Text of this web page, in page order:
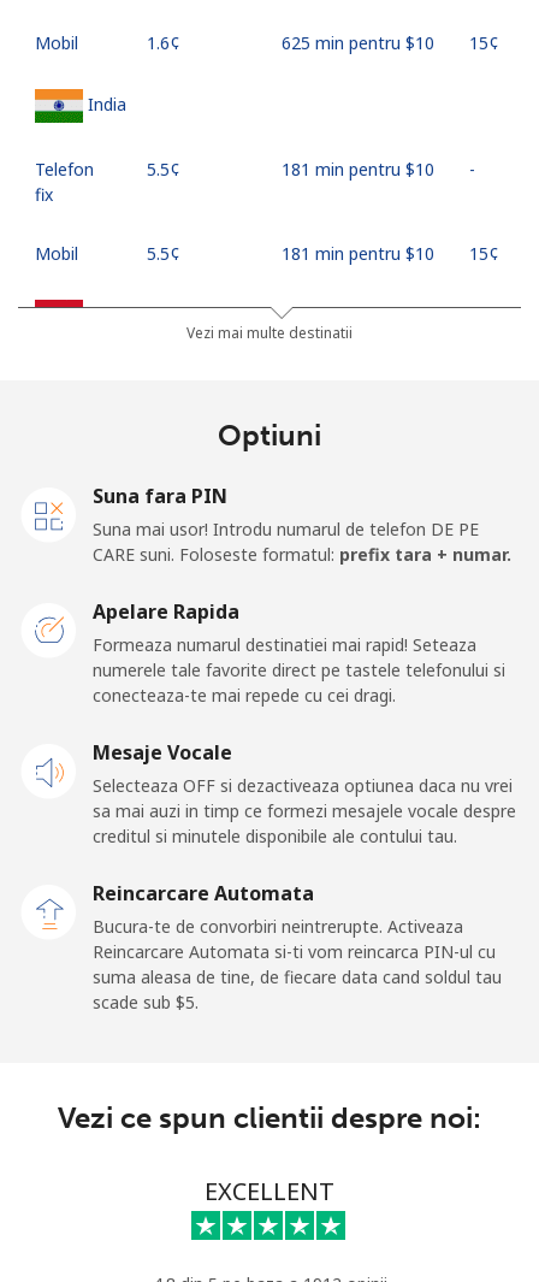
Mobil ⁦1.6¢⁩ 625 min pentru ⁦$10⁩ ⁦15¢⁩
India
Telefon
fix
⁦5.5¢⁩ 181 min pentru ⁦$10⁩ -
Mobil ⁦5.5¢⁩ 181 min pentru ⁦$10⁩ ⁦15¢⁩
Indonesia
Mobil ⁦9.9¢⁩ 101 min pentru ⁦$10⁩ -
Telefon
⁦35.5¢⁩ 28 min pentru ⁦$10⁩ -
Iraq
⁦39.9¢⁩ 25 min pentru ⁦$10⁩ -
Ireland
Vezi mai multe destinatii
Optiuni
Suna fara PIN
Suna mai usor! Introdu numarul de telefon DE PE
CARE suni. Foloseste formatul: prefix tara + numar.
Apelare Rapida
Formeaza numarul destinatiei mai rapid! Seteaza
numerele tale favorite direct pe tastele telefonului si
conecteaza-te mai repede cu cei dragi.
Mesaje Vocale
Selecteaza OFF si dezactiveaza optiunea daca nu vrei
sa mai auzi in timp ce formezi mesajele vocale despre
creditul si minutele disponibile ale contului tau.
Reincarcare Automata
Bucura-te de convorbiri neintrerupte. Activeaza
Reincarcare Automata si-ti vom reincarca PIN-ul cu
suma aleasa de tine, de fiecare data cand soldul tau
scade sub ⁦$5⁩.
Vezi ce spun clientii despre noi:
EXCELLENT